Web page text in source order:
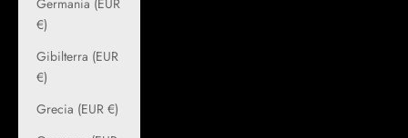
Germania (EUR
€)
Gibilterra (EUR
€)
Grecia (EUR €)